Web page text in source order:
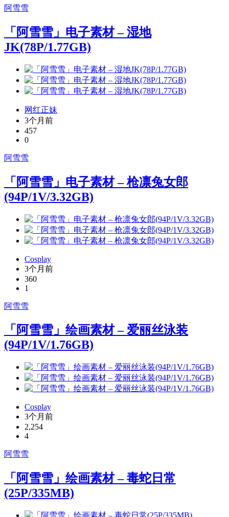
阿雪雪
「阿雪雪」电子素材 – 湿地
JK(78P/1.77GB)
网红正妹
3个月前
457
0
阿雪雪
「阿雪雪」电子素材 – 枪凛兔女郎
(94P/1V/3.32GB)
Cosplay
3个月前
360
1
阿雪雪
「阿雪雪」绘画素材 – 爱丽丝泳装
(94P/1V/1.76GB)
Cosplay
3个月前
2,254
4
阿雪雪
「阿雪雪」绘画素材 – 毒蛇日常
(25P/335MB)